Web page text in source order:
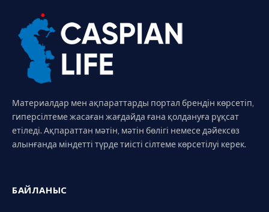
Материалдар мен ақпараттарды портал брендін көрсетіп,
гиперсілтеме жасаған жағдайда ғана қолдануға рұқсат
етіледі. Ақпараттан мәтін, мәтін бөлігі немесе дәйексөз
алынғанда міндетті түрде тиісті сілтеме көрсетілуі керек.
БАЙЛАНЫС